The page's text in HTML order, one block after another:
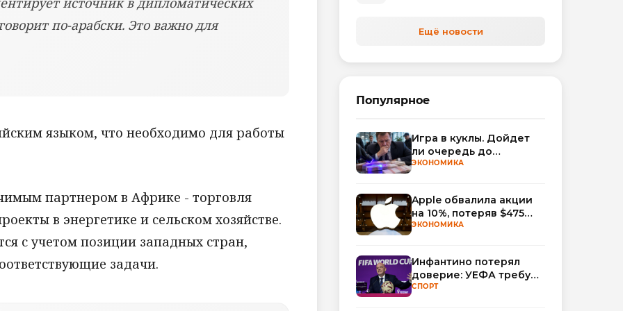
по-арабски. Это важно для
языком, что необходимо для работы
партнером в Африке - торговля
в энергетике и сельском хозяйстве.
с учетом позиции западных стран,
задачи.
Ещё новости
Популярное
Игра в куклы. Дойдет
ли очередь до
Миллера?
ЭКОНОМИКА
Apple обвалила акции
на 10%, потеряв $475
млрд капитализации
ЭКОНОМИКА
Инфантино потерял
доверие: УЕФА требует
смены руководства
СПОРТ